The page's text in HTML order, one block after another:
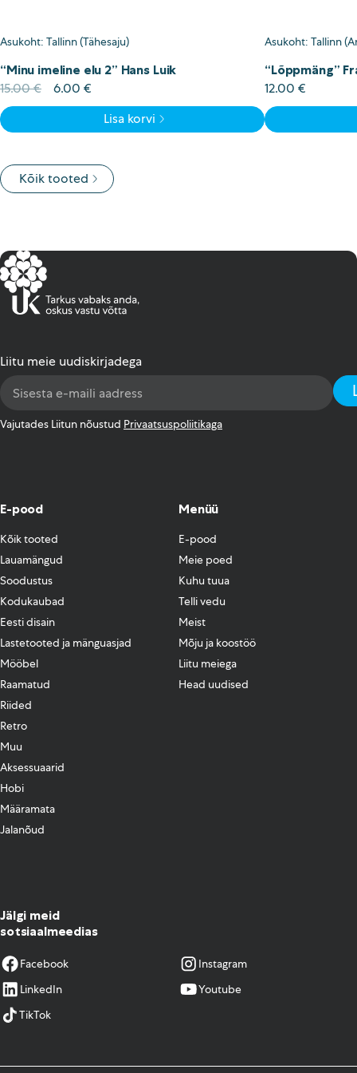
Asukoht: Tallinn (Tähesaju)
“Minu imeline elu 2” Hans Luik
15.00€
Algne
hind
15.00 €.
6.00 €
price
6.00 €.
Lisa korvi
Asukoht: Tallinn
“Lõppmäng”
12.00 €
Kõik tooted
Liitu meie uudiskirjadega
Address
Vajutades Liitun nõustud Privaatsuspoliitikaga
E-pood
Kõik tooted
Lauamängud
Soodustus
Kodukaubad
Eesti disain
Lastetooted ja mänguasjad
Mööbel
Raamatud
Riided
Retro
Muu
Aksessuaarid
Hobi
Määramata
Jalanõud
Menüü
E-pood
Meie poed
Kuhu tuua
Telli vedu
Meist
Mõju ja koostöö
Liitu meiega
Head uudised
Jälgi meid
sotsiaalmeedias
Facebook
Instagram
LinkedIn
Youtube
TikTok